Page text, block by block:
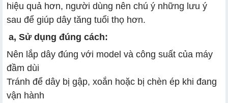
hiệu quả hơn, người dùng nên chú ý những lưu ý
sau để giúp dây tăng tuổi thọ hơn.
a, Sử dụng đúng cách:
Nên lắp dây đúng với model và công suất của máy
đầm dùi
Tránh để dây bị gập, xoắn hoặc bị chèn ép khi đang
vận hành